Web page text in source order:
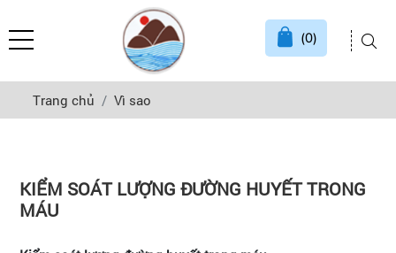
(0)
Trang chủ Vì sao
KIỂM SOÁT LƯỢNG ĐƯỜNG HUYẾT TRONG
MÁU